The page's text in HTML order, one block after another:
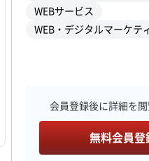
WEBサービス
WEB・デジタルマーケテ
会員登録後に詳細を
無料会員登